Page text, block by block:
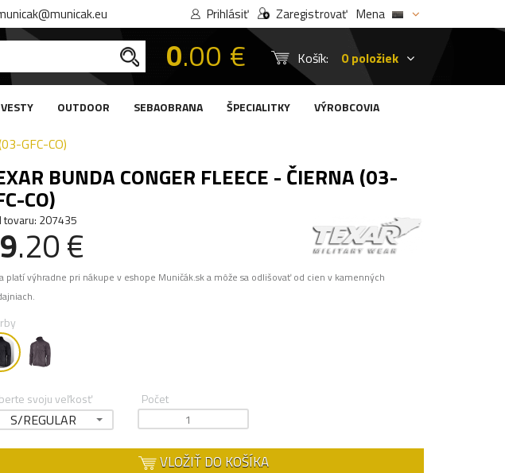
Prihlásiť Zaregistrovať Mena
0.00 € Košík: 0 položiek
OUTDOOR SEBAOBRANA ŠPECIALITKY VÝROBCOVIA
GFC-CO)
BUNDA CONGER FLEECE - ČIERNA (03-
CO)
tovaru: 207435
.20 €
platí výhradne pri nákupe v eshope Muničák.sk a môže sa odlišovať od cien v kamenných
svoju veľkosť
S/REGULAR
Počet
VLOŽIŤ DO KOŠÍKA